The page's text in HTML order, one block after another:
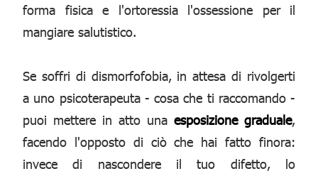
forma fisica e l'ortoressia l'ossessione per il
mangiare salutistico.
Se soffri di dismorfofobia, in attesa di rivolgerti
a uno psicoterapeuta - cosa che ti raccomando -
puoi mettere in atto una esposizione graduale,
facendo l'opposto di ciò che hai fatto finora:
invece di nascondere il tuo difetto, lo